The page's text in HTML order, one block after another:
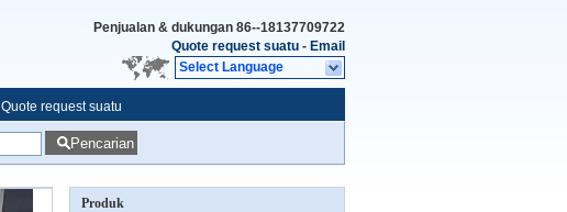
Penjualan & dukungan 86--18137709722
Quote request suatu - Email
Select Language
Quote request suatu
Pencarian
Produk